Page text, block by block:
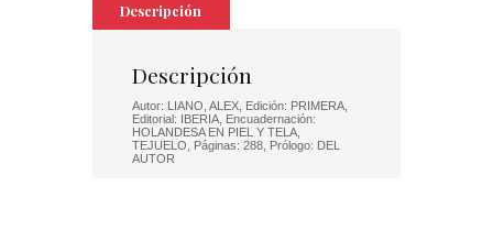
Descripción
Descripción
Autor: LIANO, ALEX, Edición: PRIMERA,
Editorial: IBERIA, Encuadernación:
HOLANDESA EN PIEL Y TELA,
TEJUELO, Páginas: 288, Prólogo: DEL
AUTOR